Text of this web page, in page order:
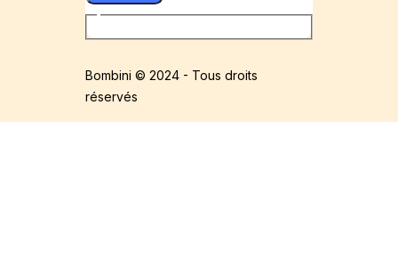
Bombini © 2024 - Tous droits
réservés